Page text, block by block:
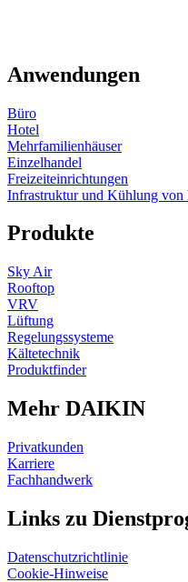
Anwendungen
Büro
Hotel
Mehrfamilienhäuser
Einzelhandel
Freizeiteinrichtungen
Infrastruktur und Kühlung von
Produkte
Sky Air
Rooftop
VRV
Lüftung
Regelungssysteme
Kältetechnik
Produktfinder
Mehr DAIKIN
Privatkunden
Karriere
Fachhandwerk
Links zu
Datenschutzrichtlinie
Cookie-Hinweise